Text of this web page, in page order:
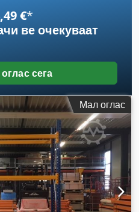
€*
ве очекуваат
сега
Мал оглас